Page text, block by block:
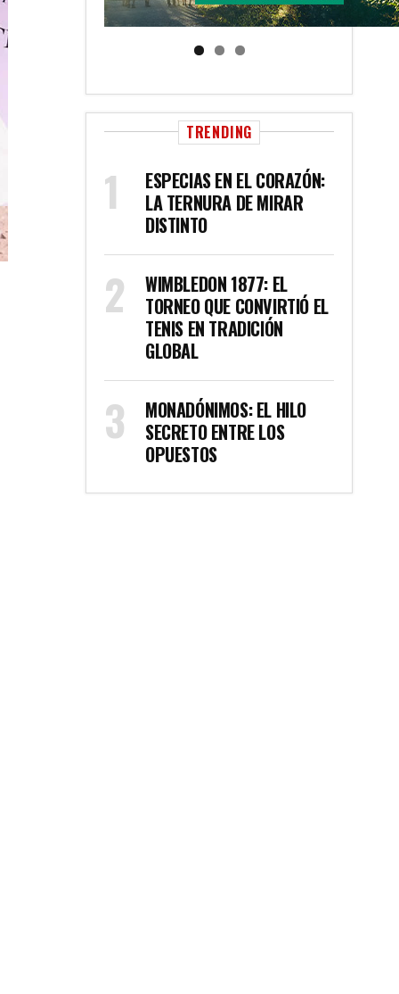
TRENDING
ESPECIAS EN EL CORAZÓN:
LA TERNURA DE MIRAR
DISTINTO
WIMBLEDON 1877: EL
TORNEO QUE CONVIRTIÓ EL
TENIS EN TRADICIÓN
GLOBAL
MONADÓNIMOS: EL HILO
SECRETO ENTRE LOS
OPUESTOS